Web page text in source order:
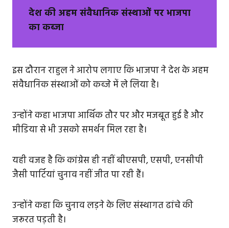
देश की अहम संवैधानिक संस्थाओं पर भाजपा
का कब्जा
इस दौरान राहुल ने आरोप लगाए कि भाजपा ने देश के अहम
संवैधानिक संस्थाओं को कब्जे में ले लिया है।
उन्होंने कहा भाजपा आर्थिक तौर पर और मजबूत हुई है और
मीडिया से भी उसको समर्थन मिल रहा है।
यही वजह है कि कांग्रेस ही नहीं बीएसपी, एसपी, एनसीपी
जैसी पार्टियां चुनाव नहीं जीत पा रही हैं।
उन्होंने कहा कि चुनाव लड़ने के लिए संस्थागत ढांचे की
जरूरत पड़ती है।